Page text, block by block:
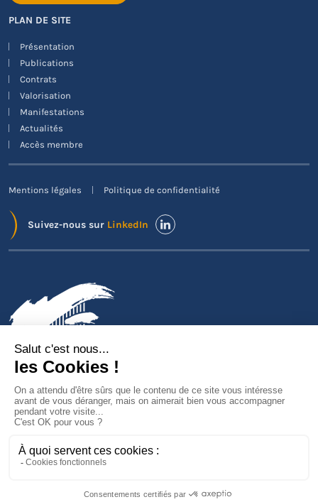
PLAN DE SITE
Présentation
Publications
Contrats
Valorisation
Manifestations
Actualités
Accès membre
Mentions légales Politique de confidentialité
Suivez-nous sur LinkedIn